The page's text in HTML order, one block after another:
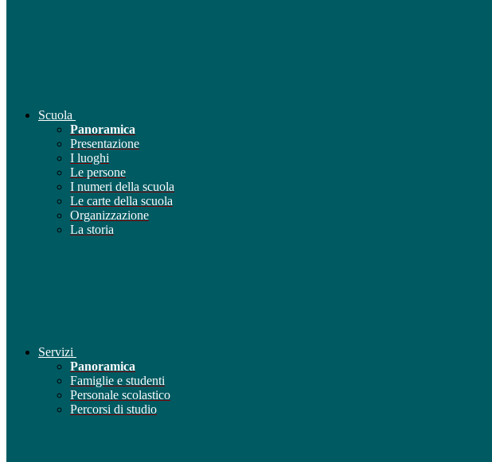
Scuola
Panoramica
Presentazione
I luoghi
Le persone
I numeri della scuola
Le carte della scuola
Organizzazione
La storia
Servizi
Panoramica
Famiglie e studenti
Personale scolastico
Percorsi di studio